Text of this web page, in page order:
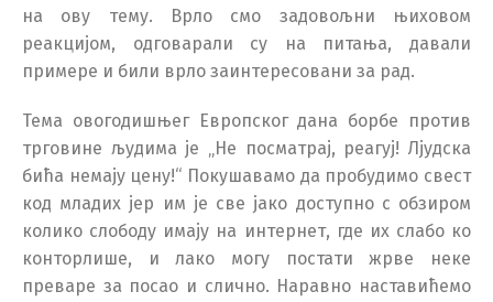
на ову тему. Врло смо задовољни њиховом
реакцијом, одговарали су на питања, давали
примере и били врло заинтересовани за рад.
Тема овогодишњег Европског дана борбе против
трговине људима је „Не посматрај, реагуј! Лјудска
бића немају цену!“ Покушавамо да пробудимо свест
код младих јер им је све јако доступно с обзиром
колико слободу имају на интернет, где их слабо ко
конторлише, и лако могу постати жрве неке
преваре за посао и слично. Наравно наставићемо